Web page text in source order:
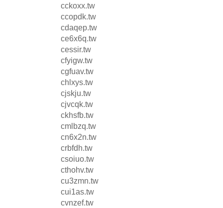
cckoxx.tw
ccopdk.tw
cdaqep.tw
ce6x6q.tw
cessir.tw
cfyigw.tw
cgfuav.tw
chlxys.tw
cjskju.tw
cjvcqk.tw
ckhsfb.tw
cmlbzq.tw
cn6x2n.tw
crbfdh.tw
csoiuo.tw
cthohv.tw
cu3zmn.tw
cui1as.tw
cvnzef.tw